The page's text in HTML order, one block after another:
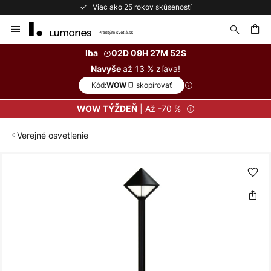
Viac ako 25 rokov skúseností
to
Iba
02D 09H 27M 52S
Navyšeaž 13 % zľava!
Kód:WOW skopírovať
WOW TÝŽDEŇ| Až -70 %
Verejné osvetlenie